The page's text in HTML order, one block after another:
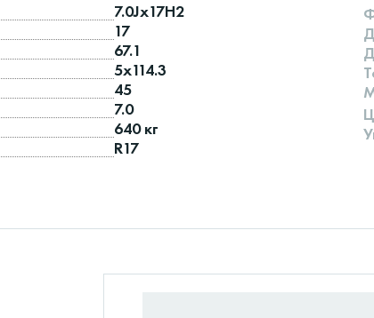
7.0Jx17H2
17
67.1
5x114.3
45
7.0
640 кг
R17